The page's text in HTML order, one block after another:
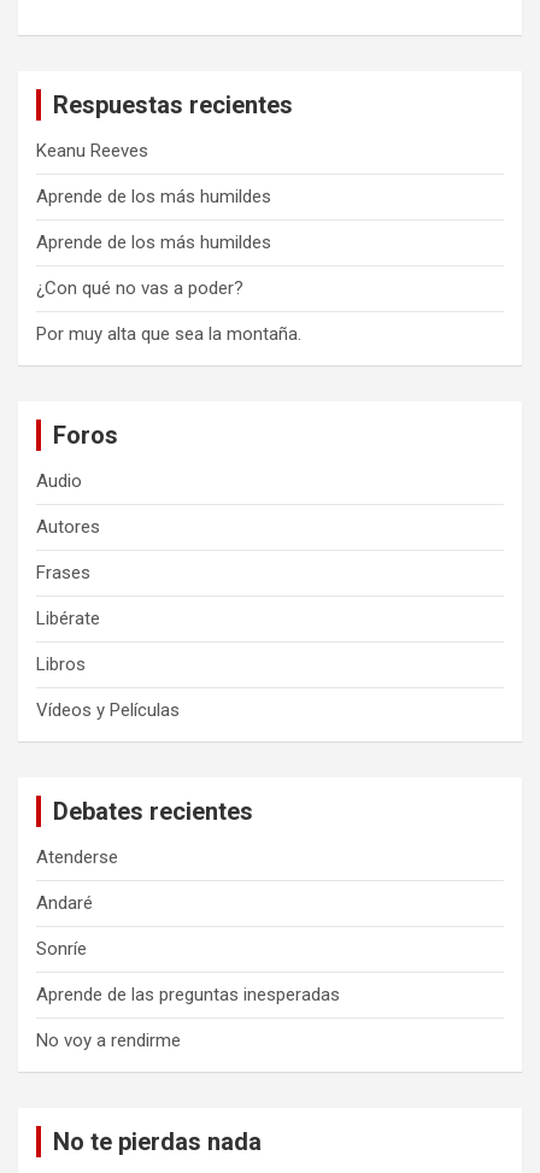
Respuestas recientes
Keanu Reeves
Aprende de los más humildes
Aprende de los más humildes
¿Con qué no vas a poder?
Por muy alta que sea la montaña.
Foros
Audio
Autores
Frases
Libérate
Libros
Vídeos y Películas
Debates recientes
Atenderse
Andaré
Sonríe
Aprende de las preguntas inesperadas
No voy a rendirme
No te pierdas nada